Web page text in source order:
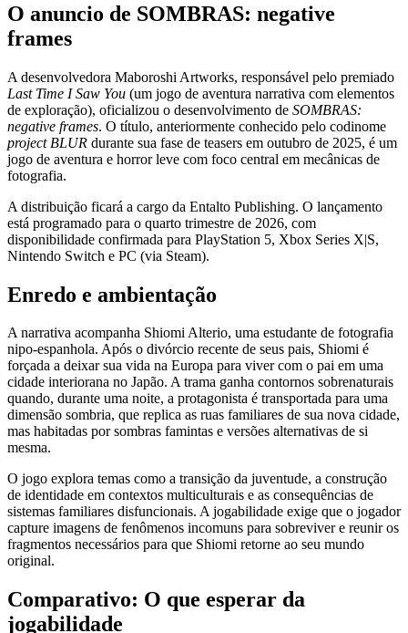
O anuncio de SOMBRAS: negative
frames
A desenvolvedora Maboroshi Artworks, responsável pelo premiado
Last Time I Saw You (um jogo de aventura narrativa com elementos
de exploração), oficializou o desenvolvimento de SOMBRAS:
negative frames. O título, anteriormente conhecido pelo codinome
project BLUR durante sua fase de teasers em outubro de 2025, é um
jogo de aventura e horror leve com foco central em mecânicas de
fotografia.
A distribuição ficará a cargo da Entalto Publishing. O lançamento
está programado para o quarto trimestre de 2026, com
disponibilidade confirmada para PlayStation 5, Xbox Series X|S,
Nintendo Switch e PC (via Steam).
Enredo e ambientação
A narrativa acompanha Shiomi Alterio, uma estudante de fotografia
nipo-espanhola. Após o divórcio recente de seus pais, Shiomi é
forçada a deixar sua vida na Europa para viver com o pai em uma
cidade interiorana no Japão. A trama ganha contornos sobrenaturais
quando, durante uma noite, a protagonista é transportada para uma
dimensão sombria, que replica as ruas familiares de sua nova cidade,
mas habitadas por sombras famintas e versões alternativas de si
mesma.
O jogo explora temas como a transição da juventude, a construção
de identidade em contextos multiculturais e as consequências de
sistemas familiares disfuncionais. A jogabilidade exige que o jogador
capture imagens de fenômenos incomuns para sobreviver e reunir os
fragmentos necessários para que Shiomi retorne ao seu mundo
original.
Comparativo: O que esperar da
jogabilidade